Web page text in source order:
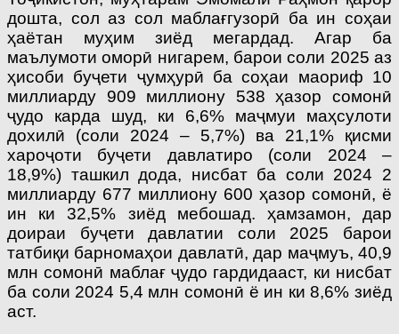
дошта, сол аз сол маблағгузорӣ ба ин соҳаи
ҳаётан муҳим зиёд мегардад. Агар ба
маълумоти оморӣ нигарем, барои соли 2025 аз
ҳисоби буҷети ҷумҳурӣ ба соҳаи маориф 10
миллиарду 909 миллиону 538 ҳазор сомонӣ
ҷудо карда шуд, ки 6,6% маҷмуи маҳсулоти
дохилӣ (соли 2024 – 5,7%) ва 21,1% қисми
хароҷоти буҷети давлатиро (соли 2024 –
18,9%) ташкил дода, нисбат ба соли 2024 2
миллиарду 677 миллиону 600 ҳазор сомонӣ, ё
ин ки 32,5% зиёд мебошад. ҳамзамон, дар
доираи буҷети давлатии соли 2025 барои
татбиқи барномаҳои давлатӣ, дар маҷмуъ, 40,9
млн сомонӣ маблағ ҷудо гардидааст, ки нисбат
ба соли 2024 5,4 млн сомонӣ ё ин ки 8,6% зиёд
аст.